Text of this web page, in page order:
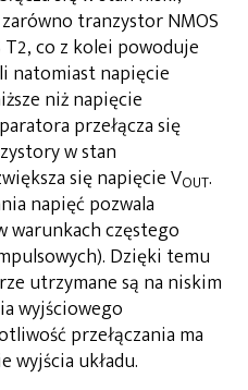
tranzystor NMOS
co z kolei powoduje
natomiast napięcie
niż napięcie
przełącza się
w stan
się napięcie VOUT.
napięć pozwala
warunkach częstego
Dzięki temu
utrzymane są na niskim
wyjściowego
przełączania ma
wyjścia układu.